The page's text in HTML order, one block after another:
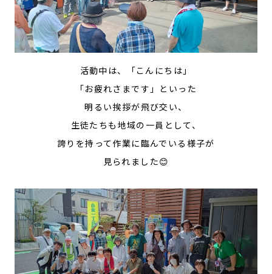
活動中は、「こんにちは」
「お疲れさまです」といった
明るい挨拶が飛び交い、
生徒たちも地域の一員として、
誇りを持って作業に臨んでいる様子が
見られました😊